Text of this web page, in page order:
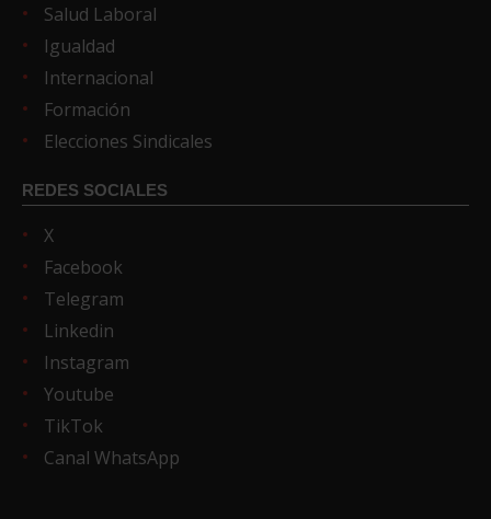
Salud Laboral
Igualdad
Internacional
Formación
Elecciones Sindicales
REDES SOCIALES
X
Facebook
Telegram
Linkedin
Instagram
Youtube
TikTok
Canal WhatsApp